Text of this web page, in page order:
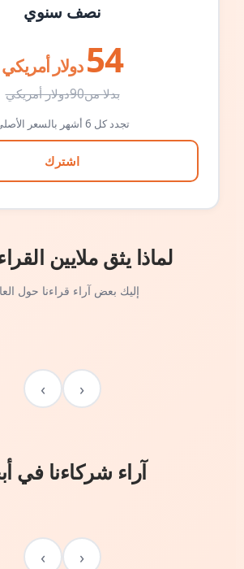
نصف سنوي
54 دولار أمريكي
بدلا من90دولار أمريكي
تجدد كل 6 أشهر بالسعر الأصلي
اشترك
لماذا يثق ملايين
إليك بعض آراء قراءنا حول
‹
›
آراء شركاءنا في
‹
›